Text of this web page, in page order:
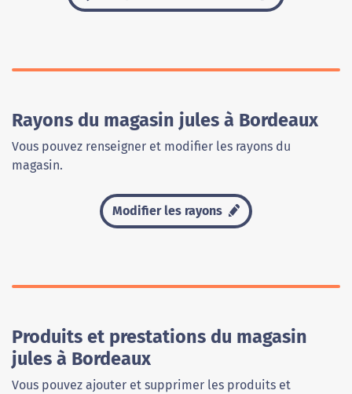
Rayons du magasin jules à Bordeaux
Vous pouvez renseigner et modifier les rayons du
magasin.
Modifier les rayons
Produits et prestations du magasin
jules à Bordeaux
Vous pouvez ajouter et supprimer les produits et